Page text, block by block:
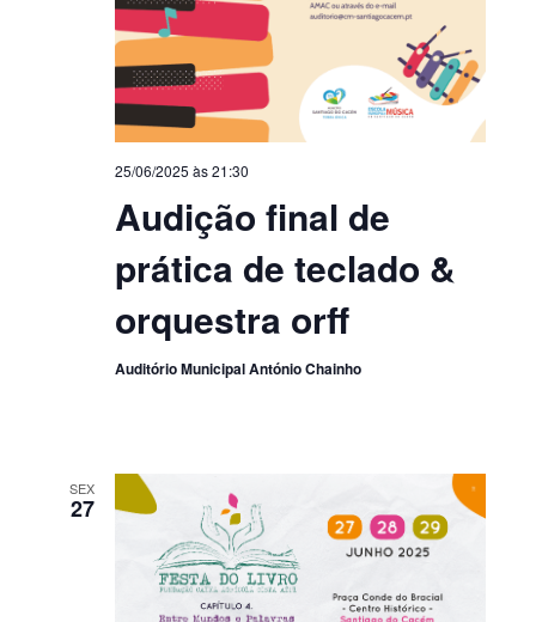
Audição final de
prática de teclado &
orquestra orff
25/06/2025 às 21:30
Auditório Municipal António Chainho
SEX
27